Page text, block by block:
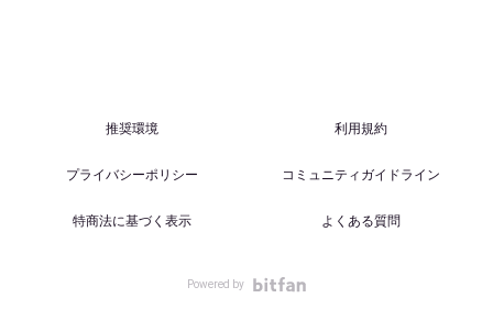
推奨環境 利用規約
プライバシーポリシー コミュニティガイドライン
特商法に基づく表示 よくある質問
Powered by